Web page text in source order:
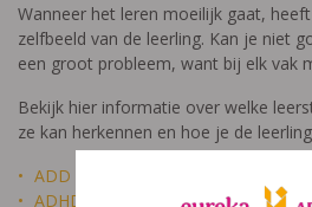
Wanneer het leren moeilijk gaat,
zelfbeeld van de leerling. Kan je niet
een groot probleem, want bij elk vak
Bekijk hier informatie over welke
ze kan herkennen en hoe je de
ADD
ADHD